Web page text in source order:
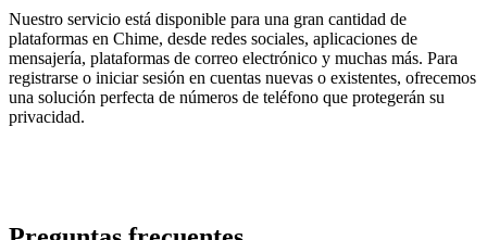
Nuestro servicio está disponible para una gran cantidad de
plataformas en Chime, desde redes sociales, aplicaciones de
mensajería, plataformas de correo electrónico y muchas más. Para
registrarse o iniciar sesión en cuentas nuevas o existentes, ofrecemos
una solución perfecta de números de teléfono que protegerán su
privacidad.